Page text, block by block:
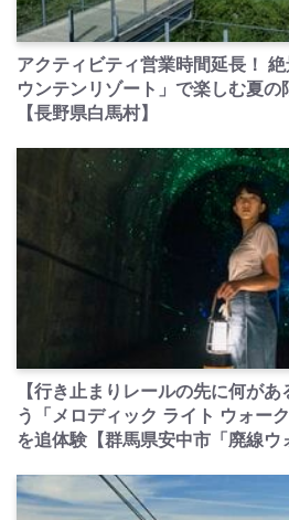
アクティビティ営業時間延長！
ウンテンリゾート」で楽しむ夏の
【長野県白馬村】
【行き止まりレールの先に何が
う「メロディック ライト ウォー
を追体験【群馬県安中市「廃線ウ